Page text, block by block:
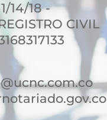
14/18 -
CIVIL